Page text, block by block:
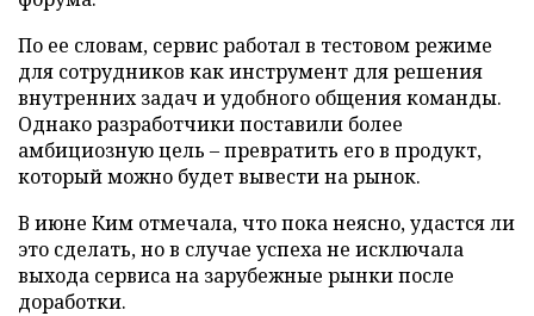
По ее словам, сервис работал в тестовом режиме
для сотрудников как инструмент для решения
внутренних задач и удобного общения команды.
Однако разработчики поставили более
амбициозную цель – превратить его в продукт,
который можно будет вывести на рынок.
В июне Ким отмечала, что пока неясно, удастся ли
это сделать, но в случае успеха не исключала
выхода сервиса на зарубежные рынки после
доработки.